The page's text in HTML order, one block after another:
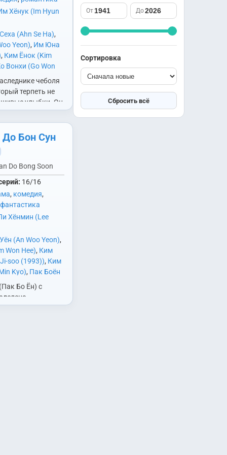
Хёнук (Im Hyun
(Ahn Se Ha),
Yeon), Им Юна
, Ким Ёнок (Kim
Вонхи (Go Won
(Lee Joon Ho)
Ki Ae)
Чин Сонгю (Jin
чеболя
терпеть не
улыбки. Он
улыбается, даже
Вон (Ли
До Бон Сун
Do Bong Soon
16/16
, комедия,
фантастика
Хёнмин (Lee
(An Woo Yeon),
Won Hee), Ким
soo (1993)), Ким
Kyo), Пак Боён
Пак Хёнсик
Сим Хеджин
,Соль Ина (Sul In
Бо Ён) с
саспенс
спорт
триллер
школа
Южная Корея
Япония
От До
Сортировка
Сбросить всё